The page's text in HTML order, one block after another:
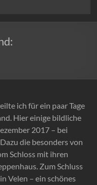
ich für ein paar Tage
Hier einige bildliche
2017 – bei
die besonders von
Schloss mit ihren
Zum Schluss
Velen – ein schönes